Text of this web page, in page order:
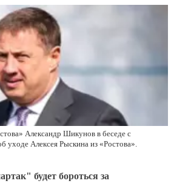
Александр Шикунов в беседе с
уходе Алексея Рыскина из «Ростова».
будет бороться за